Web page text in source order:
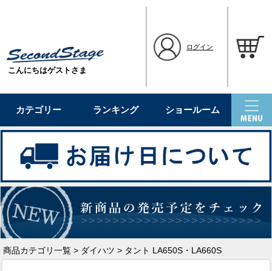
こんにちはゲストさま
ログイン
カテゴリー ランキング ショールーム
商品カテゴリ一覧 > ダイハツ > タント LA650S・LA660S